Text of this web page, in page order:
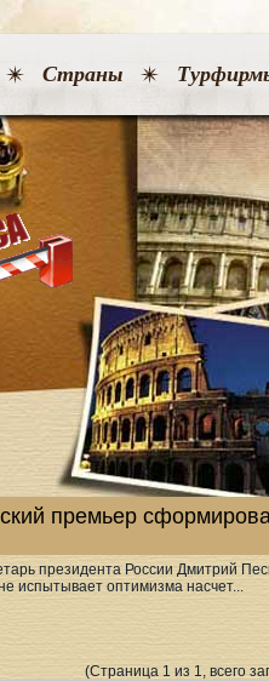
Страны
премьер
президента России Дмитрий
испытывает оптимизма насчет...
(Страница 1 из 1, всего